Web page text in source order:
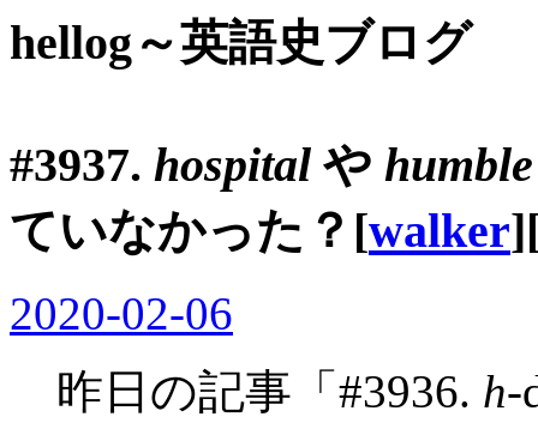
hellog～英語史ブログ
#3937. hospital や humble
ていなかった？[walker
2020-02-06
昨日の記事「#3936. h-